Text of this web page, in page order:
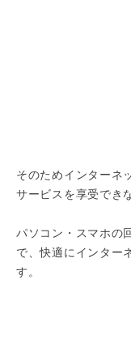
そのためインターネ
サービスを享受でき
パソコン・スマホの
で、快適にインター
す。